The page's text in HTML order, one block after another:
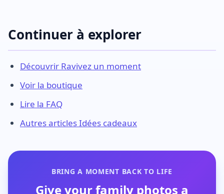
Continuer à explorer
Découvrir Ravivez un moment
Voir la boutique
Lire la FAQ
Autres articles Idées cadeaux
BRING A MOMENT BACK TO LIFE
Give your family photos a